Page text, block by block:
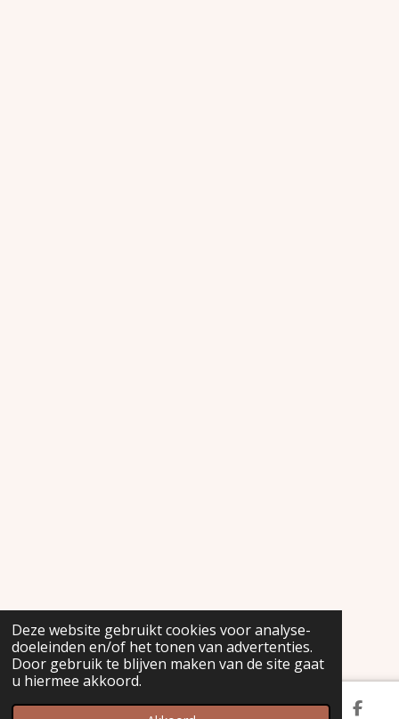
Deze website gebruikt cookies voor analyse-
doeleinden en/of het tonen van advertenties.
Door gebruik te blijven maken van de site gaat
u hiermee akkoord.